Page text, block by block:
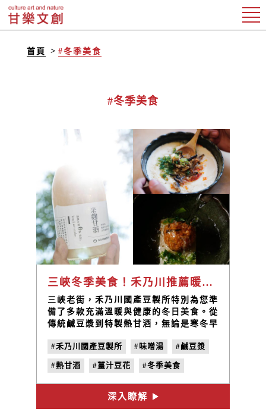
首頁 #冬季美食
#冬季美食
三峽冬季美食！禾乃川推薦暖心四重奏，冬天逛老街必來吃吃喝喝！
三峽老街，禾乃川國產豆製所特別為您準
備了多款充滿溫暖與健康的冬日美食。從
傳統鹹豆漿到特製熱甘酒，無論是寒冬早
幸福感。冬季暖心四重奏：鹹豆漿、熱豆
花、熱甘酒以及味噌湯，禾乃川的多款冬
日料理以健康與美味陪伴您，來三峽老街
走一趟，品嚐這些用心製作的佳餚，讓禾
乃川成為您冬日裡的暖心夥伴！
#禾乃川國產豆製所 #味噌湯 #鹹豆漿
#熱甘酒 #薑汁豆花 #冬季美食
#三峽老街 #三峽冬天美食
深入瞭解